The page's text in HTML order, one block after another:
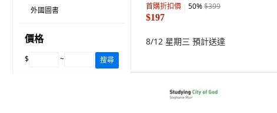
外國圖書
價格
$ ~ 搜尋
首購折扣價 50%$399
$197
8/12 星期三 預計送達